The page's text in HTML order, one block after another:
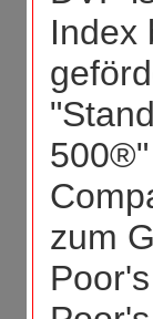
Index
500®"
zum